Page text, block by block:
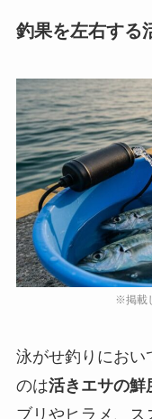
釣果を左右する
泳がせ釣りにおい
のは活きエサの鮮
ブリやヒラメ、ス